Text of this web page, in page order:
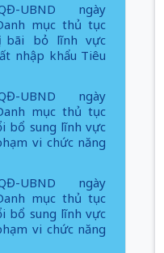
UBND ngày
mục thủ tục
bãi bỏ lĩnh vực
nhập khẩu Tiêu
UBND ngày
mục thủ tục
bổ sung lĩnh vực
vi chức năng
UBND ngày
mục thủ tục
bổ sung lĩnh vực
vi chức năng